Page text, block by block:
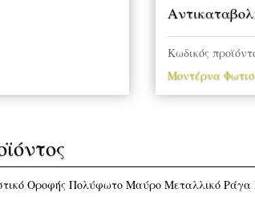
ποσότητα
Κωδικός
Μοντέρνα
Οροφής Πολύφωτο Μαύρο Μεταλλικό Ράγα